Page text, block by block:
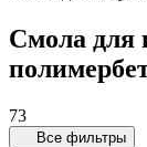
Смола для
73
Все фильтры